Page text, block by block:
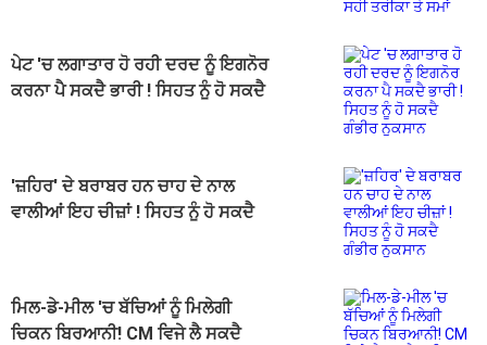
ਪੇਟ 'ਚ ਲਗਾਤਾਰ ਹੋ ਰਹੀ ਦਰਦ ਨੂੰ ਇਗਨੋਰ
ਕਰਨਾ ਪੈ ਸਕਦੈ ਭਾਰੀ ! ਸਿਹਤ ਨੂੰ ਹੋ ਸਕਦੈ
'ਜ਼ਹਿਰ' ਦੇ ਬਰਾਬਰ ਹਨ ਚਾਹ ਦੇ ਨਾਲ
ਵਾਲੀਆਂ ਇਹ ਚੀਜ਼ਾਂ ! ਸਿਹਤ ਨੂੰ ਹੋ ਸਕਦੈ
ਮਿਲ-ਡੇ-ਮੀਲ 'ਚ ਬੱਚਿਆਂ ਨੂੰ ਮਿਲੇਗੀ
ਚਿਕਨ ਬਿਰਆਨੀ! CM ਵਿਜੇ ਲੈ ਸਕਦੈ